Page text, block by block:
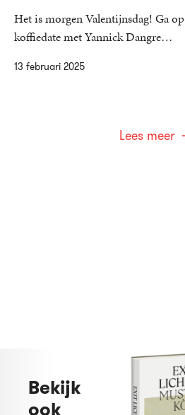
13 februari 2025
Het is morgen Valentijnsdag! Ga op
koffiedate met Yannick Dangre…
Lees meer
Bekijk